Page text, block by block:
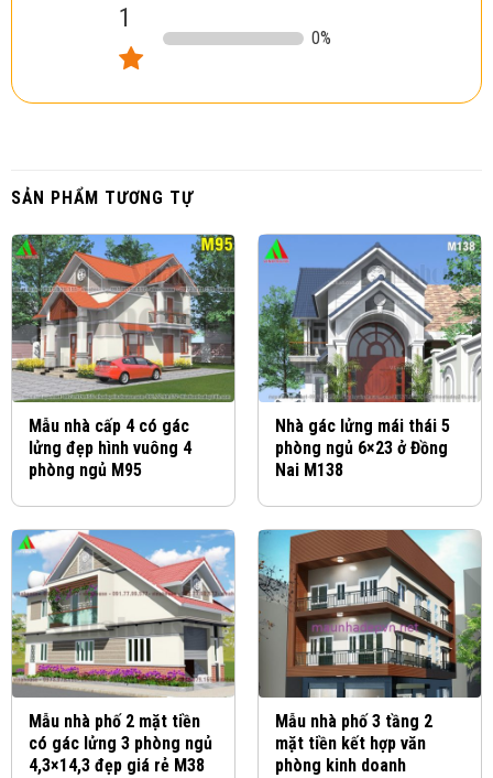
1
0%
SẢN PHẨM TƯƠNG TỰ
Mẫu nhà cấp 4 có gác
lửng đẹp hình vuông 4
phòng ngủ M95
Nhà gác lửng mái thái 5
phòng ngủ 6×23 ở Đồng
Nai M138
Mẫu nhà phố 2 mặt tiền
có gác lửng 3 phòng ngủ
4,3×14,3 đẹp giá rẻ M38
Mẫu nhà phố 3 tầng 2
mặt tiền kết hợp văn
phòng kinh doanh